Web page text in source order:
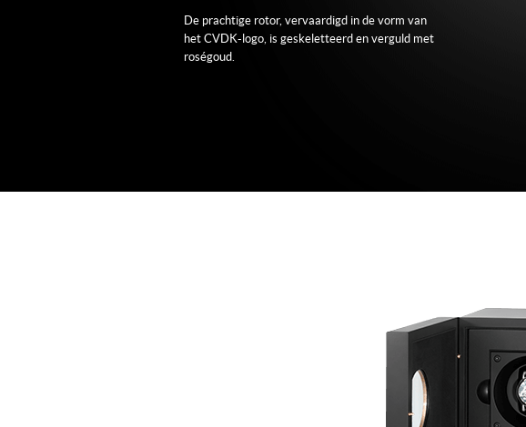
De prachtige rotor, vervaardigd in de vorm van
het CVDK-logo, is geskeletteerd en verguld met
roségoud.